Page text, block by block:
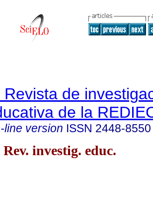
Revista de
de la
line version ISSN 2448-8550
investig. educ.